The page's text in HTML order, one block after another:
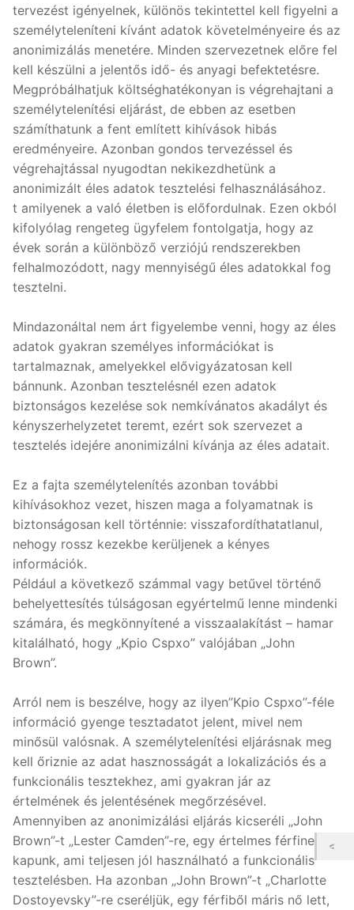
tervezést igényelnek, különös tekintettel kell figyelni a
személyteleníteni kívánt adatok követelményeire és az
anonimizálás menetére. Minden szervezetnek előre fel
kell készülni a jelentős idő- és anyagi befektetésre.
Megpróbálhatjuk költséghatékonyan is végrehajtani a
személytelenítési eljárást, de ebben az esetben
számíthatunk a fent említett kihívások hibás
eredményeire. Azonban gondos tervezéssel és
végrehajtással nyugodtan nekikezdhetünk a
anonimizált éles adatok tesztelési felhasználásához.
t amilyenek a való életben is előfordulnak. Ezen okból
kifolyólag rengeteg ügyfelem fontolgatja, hogy az
évek során a különböző verziójú rendszerekben
felhalmozódott, nagy mennyiségű éles adatokkal fog
tesztelni.
Mindazonáltal nem árt figyelembe venni, hogy az éles
adatok gyakran személyes információkat is
tartalmaznak, amelyekkel elővigyázatosan kell
bánnunk. Azonban tesztelésnél ezen adatok
biztonságos kezelése sok nemkívánatos akadályt és
kényszerhelyzetet teremt, ezért sok szervezet a
tesztelés idejére anonimizálni kívánja az éles adatait.
Ez a fajta személytelenítés azonban további
kihívásokhoz vezet, hiszen maga a folyamatnak is
biztonságosan kell történnie: visszafordíthatatlanul,
nehogy rossz kezekbe kerüljenek a kényes
információk.
Például a következő számmal vagy betűvel történő
behelyettesítés túlságosan egyértelmű lenne mindenki
számára, és megkönnyítené a visszaalakítást – hamar
kitalálható, hogy „Kpio Cspxo” valójában „John
Brown”.
Arról nem is beszélve, hogy az ilyen”Kpio Cspxo”-féle
információ gyenge tesztadatot jelent, mivel nem
minősül valósnak. A személytelenítési eljárásnak meg
kell őriznie az adat hasznosságát a lokalizációs és a
funkcionális tesztekhez, ami gyakran jár az
értelmének és jelentésének megőrzésével.
Amennyiben az anonimizálási eljárás kicseréli „John
Brown”-t „Lester Camden”-re, egy értelmes férfinevet
kapunk, ami teljesen jól használható a funkcionális
tesztelésben. Ha azonban „John Brown”-t „Charlotte
Dostoyevsky”-re cseréljük, egy férfiből máris nő lett,